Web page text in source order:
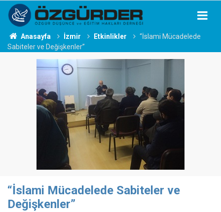
Anasayfa İzmir Etkinlikler
“İslami Mücadelede
Sabiteler ve Değişkenler”
“İslami Mücadelede Sabiteler ve
Değişkenler”